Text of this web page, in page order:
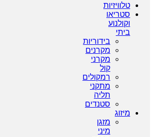
טלוויזיות
סטריאו
וקולנוע
ביתי
בידוריות
מקרנים
מקרני
קול
רמקולים
מתקני
תליה
סטנדים
מיזוג
מזגן
מיני